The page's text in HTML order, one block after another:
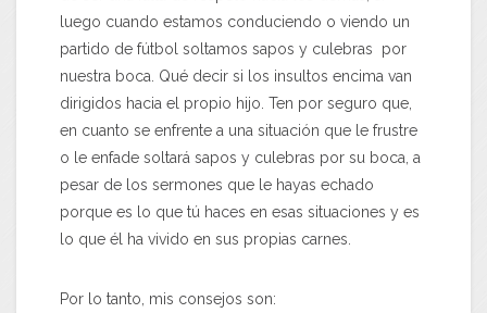
luego cuando estamos conduciendo o viendo un
partido de fútbol soltamos sapos y culebras por
nuestra boca. Qué decir si los insultos encima van
dirigidos hacia el propio hijo. Ten por seguro que,
en cuanto se enfrente a una situación que le frustre
o le enfade soltará sapos y culebras por su boca, a
pesar de los sermones que le hayas echado
porque es lo que tú haces en esas situaciones y es
lo que él ha vivido en sus propias carnes.
Por lo tanto, mis consejos son: